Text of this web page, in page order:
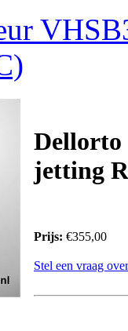
Dellorto
jetting
Prijs: €355,00
Stel een vraag